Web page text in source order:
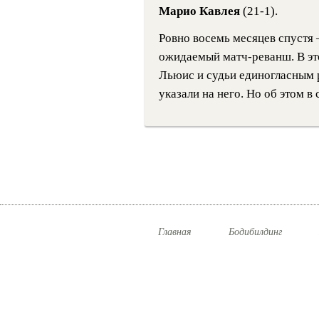
Марио Кавлея (21-1).
Ровно восемь месяцев
ожидаемый матч-реванш. В
Льюис и судьи
указали на него. Но об этом
Главная Бодибилдинг